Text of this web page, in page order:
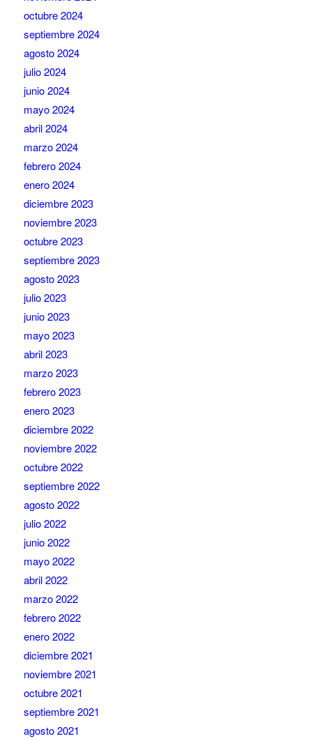
octubre 2024
septiembre 2024
agosto 2024
julio 2024
junio 2024
mayo 2024
abril 2024
marzo 2024
febrero 2024
enero 2024
diciembre 2023
noviembre 2023
octubre 2023
septiembre 2023
agosto 2023
julio 2023
junio 2023
mayo 2023
abril 2023
marzo 2023
febrero 2023
enero 2023
diciembre 2022
noviembre 2022
octubre 2022
septiembre 2022
agosto 2022
julio 2022
junio 2022
mayo 2022
abril 2022
marzo 2022
febrero 2022
enero 2022
diciembre 2021
noviembre 2021
octubre 2021
septiembre 2021
agosto 2021